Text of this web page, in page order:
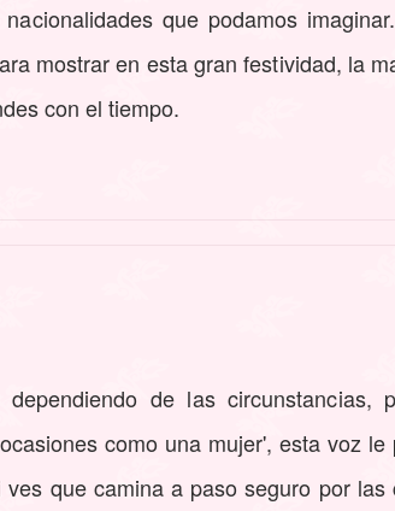
que podamos
mostrar en esta gran festividad, la
con el tiempo.
de las circunstancias,
como una mujer', esta voz le
que camina a paso seguro por las